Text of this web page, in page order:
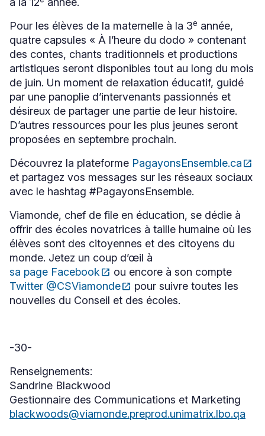
Pour les élèves de la maternelle à la 3e année,
quatre capsules « À l’heure du dodo » contenant
des contes, chants traditionnels et productions
artistiques seront disponibles tout au long du mois
de juin. Un moment de relaxation éducatif, guidé
par une panoplie d’intervenants passionnés et
désireux de partager une partie de leur histoire.
D’autres ressources pour les plus jeunes seront
proposées en septembre prochain.
Découvrez la plateforme PagayonsEnsemble.caopen_in_new
Ce
lien
s'ouvrira
dans
une
nouvelle
fenêtre
et partagez vos messages sur les réseaux sociaux
avec le hashtag #PagayonsEnsemble.
Viamonde, chef de file en éducation, se dédie à
offrir des écoles novatrices à taille humaine où les
élèves sont des citoyennes et des citoyens du
monde. Jetez un coup d’œil à
sa page Facebookopen_in_new
Ce
lien
s'ouvrira
dans
ou encore à son compte
Twitter @CSViamondeopen_in_new
Ce
lien
nouvelle
fenêtre
pour suivre toutes les
nouvelles du Conseil et des écoles.
-30-
Renseignements:
Sandrine Blackwood
Gestionnaire des Communications et Marketing
blackwoods@viamonde.preprod.unimatrix.lbo.qa